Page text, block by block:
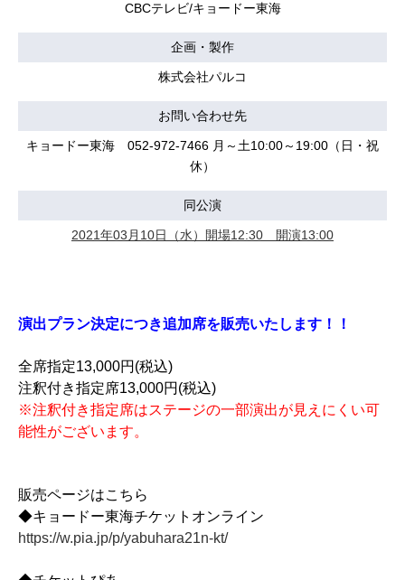
CBCテレビ/キョードー東海
企画・製作
株式会社パルコ
お問い合わせ先
キョードー東海 052-972-7466 月～土10:00～19:00（日・祝
休）
同公演
2021年03月10日（水）開場12:30 開演13:00
演出プラン決定につき追加席を販売いたします！！
全席指定13,000円(税込)
注釈付き指定席13,000円(税込)
※注釈付き指定席はステージの一部演出が見えにくい可
能性がございます。
販売ページはこちら
◆キョードー東海チケットオンライン
https://w.pia.jp/p/yabuhara21n-kt/